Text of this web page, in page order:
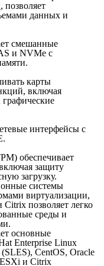
данных и
смешанные
и NVMe с
карты
включая
графические
интерфейсы с
обеспечивает
защиту
загрузку.
системы
виртуализации,
позволяет легко
среды и
основные
Enterprise Linux
CentOS, Oracle
и Citrix